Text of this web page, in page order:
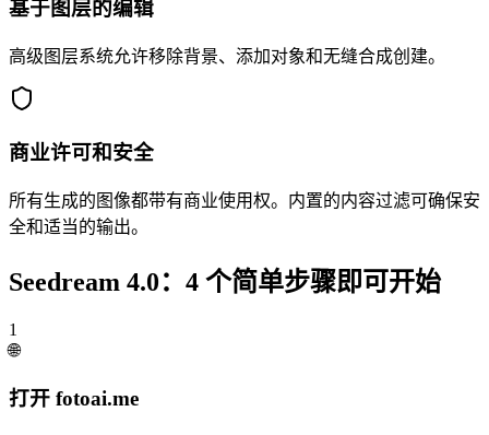
基于图层的编辑
高级图层系统允许移除背景、添加对象和无缝合成创建。
商业许可和安全
所有生成的图像都带有商业使用权。内置的内容过滤可确保安
全和适当的输出。
Seedream 4.0：4 个简单步骤即可开始
1
🌐
打开 fotoai.me